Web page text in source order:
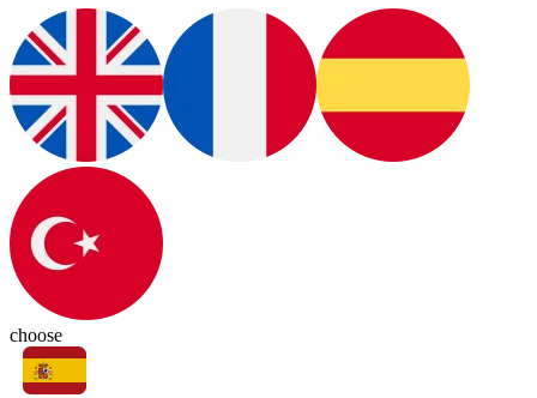
choose